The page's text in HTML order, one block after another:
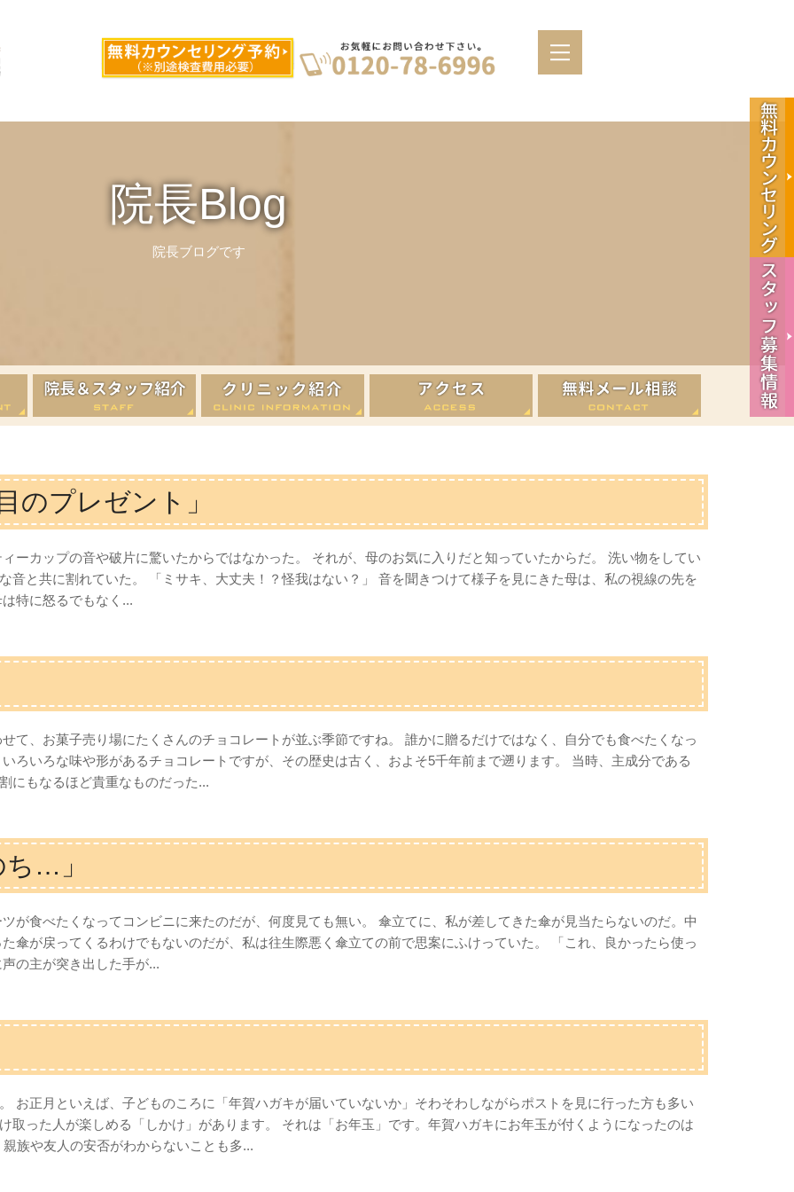
院長Blog
院長ブログです
のプレゼント」
カップの音や破片に驚いたからではなかった。 それが、母のお気に入りだと知っていたからだ。 洗い物をしてい
音と共に割れていた。 「ミサキ、大丈夫！？怪我はない？」 音を聞きつけて様子を見にきた母は、私の視線の先を
特に怒るでもなく...
て、お菓子売り場にたくさんのチョコレートが並ぶ季節ですね。 誰かに贈るだけではなく、自分でも食べたくなっ
ろいろな味や形があるチョコレートですが、その歴史は古く、およそ5千年前まで遡ります。 当時、主成分である
にもなるほど貴重なものだった...
…」
が食べたくなってコンビニに来たのだが、何度見ても無い。 傘立てに、私が差してきた傘が見当たらないのだ。中
傘が戻ってくるわけでもないのだが、私は往生際悪く傘立ての前で思案にふけっていた。 「これ、良かったら使っ
の主が突き出した手が...
お正月といえば、子どものころに「年賀ハガキが届いていないか」そわそわしながらポストを見に行った方も多い
取った人が楽しめる「しかけ」があります。 それは「お年玉」です。年賀ハガキにお年玉が付くようになったのは
族や友人の安否がわからないことも多...